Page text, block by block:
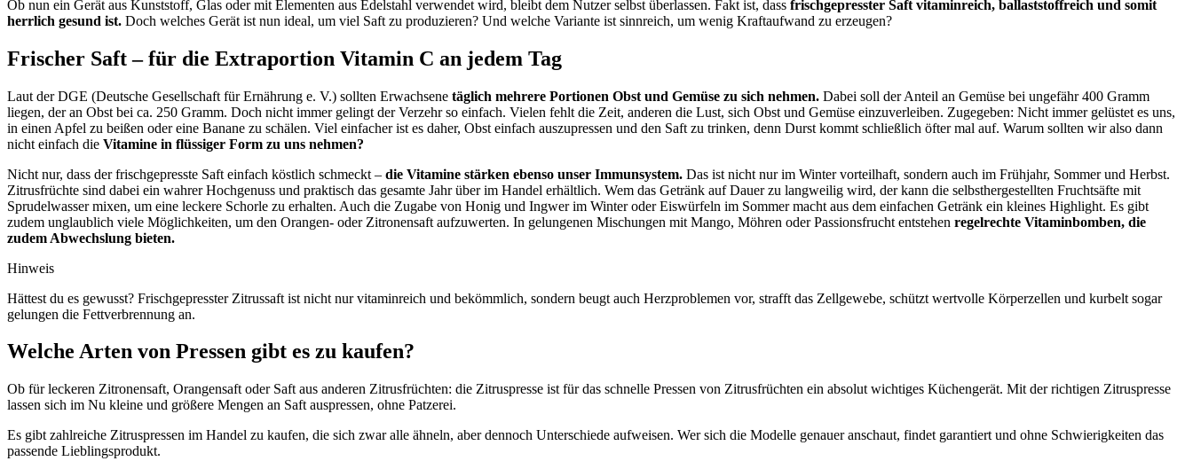
Ob nun ein Gerät aus Kunststoff, Glas oder mit Elementen aus Edelstahl verwendet wird, bleibt dem Nutzer selbst überlassen. Fakt ist, dass frischgepresster Saft vitaminreich, ballaststoffreich und somit
herrlich gesund ist. Doch welches Gerät ist nun ideal, um viel Saft zu produzieren? Und welche Variante ist sinnreich, um wenig Kraftaufwand zu erzeugen?
Frischer Saft – für die Extraportion Vitamin C an jedem Tag
Laut der DGE (Deutsche Gesellschaft für Ernährung e. V.) sollten Erwachsene täglich mehrere Portionen Obst und Gemüse zu sich nehmen. Dabei soll der Anteil an Gemüse bei ungefähr 400 Gramm
liegen, der an Obst bei ca. 250 Gramm. Doch nicht immer gelingt der Verzehr so einfach. Vielen fehlt die Zeit, anderen die Lust, sich Obst und Gemüse einzuverleiben. Zugegeben: Nicht immer gelüstet es uns,
in einen Apfel zu beißen oder eine Banane zu schälen. Viel einfacher ist es daher, Obst einfach auszupressen und den Saft zu trinken, denn Durst kommt schließlich öfter mal auf. Warum sollten wir also dann
nicht einfach die Vitamine in flüssiger Form zu uns nehmen?
Nicht nur, dass der frischgepresste Saft einfach köstlich schmeckt – die Vitamine stärken ebenso unser Immunsystem. Das ist nicht nur im Winter vorteilhaft, sondern auch im Frühjahr, Sommer und Herbst.
Zitrusfrüchte sind dabei ein wahrer Hochgenuss und praktisch das gesamte Jahr über im Handel erhältlich. Wem das Getränk auf Dauer zu langweilig wird, der kann die selbsthergestellten Fruchtsäfte mit
Sprudelwasser mixen, um eine leckere Schorle zu erhalten. Auch die Zugabe von Honig und Ingwer im Winter oder Eiswürfeln im Sommer macht aus dem einfachen Getränk ein kleines Highlight. Es gibt
zudem unglaublich viele Möglichkeiten, um den Orangen- oder Zitronensaft aufzuwerten. In gelungenen Mischungen mit Mango, Möhren oder Passionsfrucht entstehen regelrechte Vitaminbomben, die
zudem Abwechslung bieten.
Hinweis
Hättest du es gewusst? Frischgepresster Zitrussaft ist nicht nur vitaminreich und bekömmlich, sondern beugt auch Herzproblemen vor, strafft das Zellgewebe, schützt wertvolle Körperzellen und kurbelt sogar
gelungen die Fettverbrennung an.
Welche Arten von Pressen gibt es zu kaufen?
Ob für leckeren Zitronensaft, Orangensaft oder Saft aus anderen Zitrusfrüchten: die Zitruspresse ist für das schnelle Pressen von Zitrusfrüchten ein absolut wichtiges Küchengerät. Mit der richtigen Zitruspresse
lassen sich im Nu kleine und größere Mengen an Saft auspressen, ohne Patzerei.
Es gibt zahlreiche Zitruspressen im Handel zu kaufen, die sich zwar alle ähneln, aber dennoch Unterschiede aufweisen. Wer sich die Modelle genauer anschaut, findet garantiert und ohne Schwierigkeiten das
passende Lieblingsprodukt.